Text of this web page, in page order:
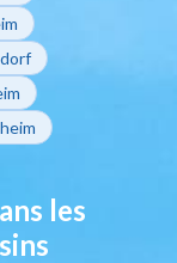
les